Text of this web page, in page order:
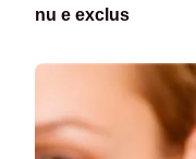
nu e exclus